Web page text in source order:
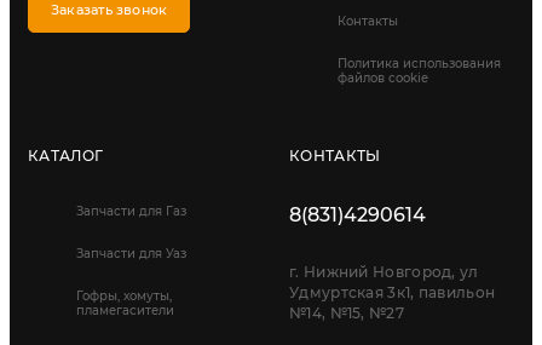
Заказать звонок
Контакты
Политика использования
файлов cookie
КАТАЛОГ
Запчасти для Газ
Запчасти для Уаз
Гофры, хомуты,
пламегасители
КОНТАКТЫ
8(831)4290614
г. Нижний Новгород, ул
Удмуртская 3к1, павильон
№14, №15, №27